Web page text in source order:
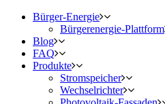
Bürger-Energie
Bürgerenergie-Plattform
Blog
FAQ
Produkte
Stromspeicher
Wechselrichter